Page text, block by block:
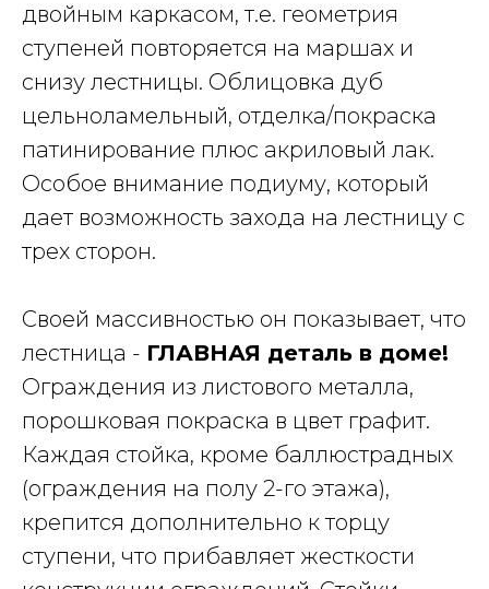
двойным каркасом, т.е. геометрия
ступеней повторяется на маршах и
снизу лестницы. Облицовка дуб
цельноламельный, отделка/покраска
патинирование плюс акриловый лак.
Особое внимание подиуму, который
дает возможность захода на лестницу с
трех сторон.
Своей массивностью он показывает, что
лестница - ГЛАВНАЯ деталь в доме!
Ограждения из листового металла,
порошковая покраска в цвет графит.
Каждая стойка, кроме баллюстрадных
(ограждения на полу 2-го этажа),
крепится дополнительно к торцу
ступени, что прибавляет жесткости